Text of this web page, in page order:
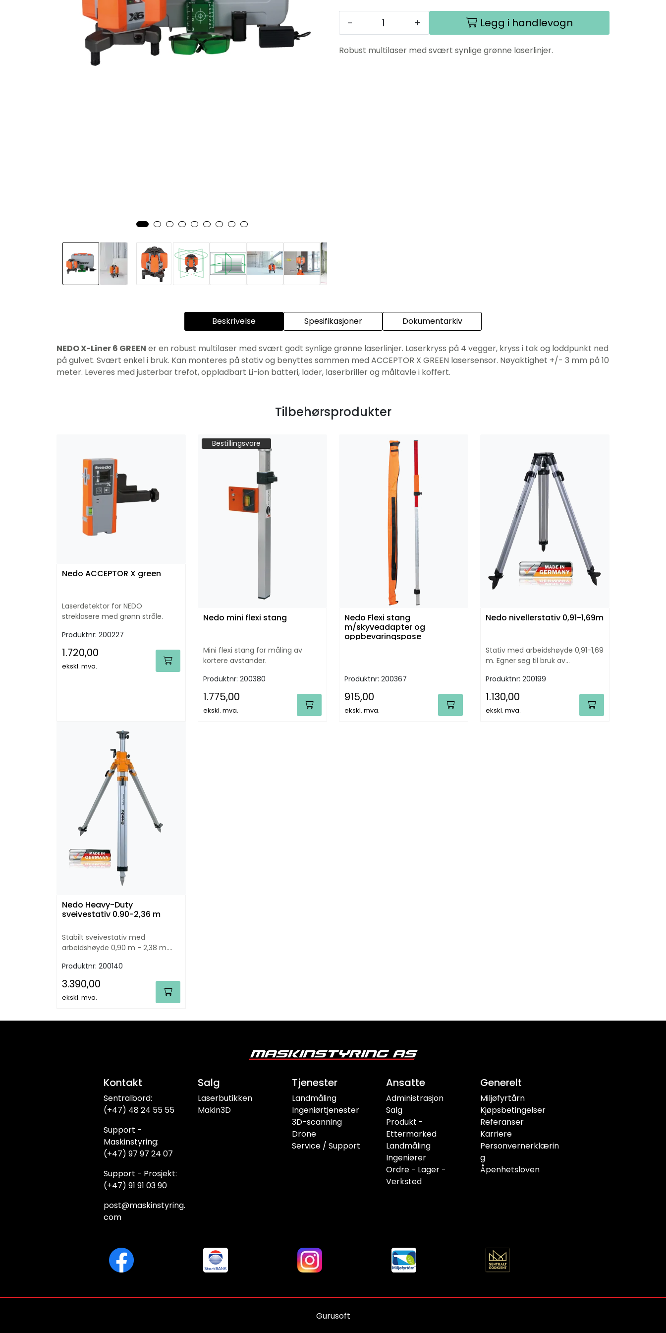
- + Legg i handlevogn
Robust multilaser med svært synlige grønne laserlinjer.
Beskrivelse Spesifikasjoner Dokumentarkiv
NEDO X-Liner 6 GREEN er en robust multilaser med svært godt synlige grønne laserlinjer. Laserkryss på 4 vegger, kryss i tak og loddpunkt ned
på gulvet. Svært enkel i bruk. Kan monteres på stativ og benyttes sammen med ACCEPTOR X GREEN lasersensor. Nøyaktighet +/- 3 mm på 10
meter. Leveres med justerbar trefot, oppladbart Li-ion batteri, lader, laserbriller og måltavle i koffert.
Tilbehørsprodukter
Nedo ACCEPTOR X green
Laserdetektor for NEDO
streklasere med grønn stråle.
Produktnr: 200227
1.720,00
ekskl. mva.
Bestillingsvare
Nedo mini flexi stang
Mini flexi stang for måling av
kortere avstander.
Produktnr: 200380
1.775,00
ekskl. mva.
Nedo Flexi stang
m/skyveadapter og
oppbevaringspose
Produktnr: 200367
915,00
ekskl. mva.
Nedo nivellerstativ 0,91-1,69m
Stativ med arbeidshøyde 0,91-1,69
m. Egner seg til bruk av
lasere.
Produktnr: 200199
1.130,00
ekskl. mva.
Nedo Heavy-Duty
sveivestativ 0.90-2,36 m
Stabilt sveivestativ med
arbeidshøyde 0,90 m - 2,38 m.
lasere.
Produktnr: 200140
3.390,00
ekskl. mva.
Kontakt
Sentralbord:
(+47) 48 24 55 55
Support -
Maskinstyring:
(+47) 97 97 24 07
Support - Prosjekt:
(+47) 91 91 03 90
post@maskinstyring.
com
Salg
Laserbutikken
Makin3D
Tjenester
Landmåling
Ingeniørtjenester
3D-scanning
Drone
Service / Support
Ansatte
Administrasjon
Salg
Produkt -
Ettermarked
Landmåling
Ingeniører
Ordre - Lager -
Verksted
Generelt
Miljøfyrtårn
Kjøpsbetingelser
Referanser
Karriere
Personvernerklærin
g
Åpenhetsloven
Gurusoft